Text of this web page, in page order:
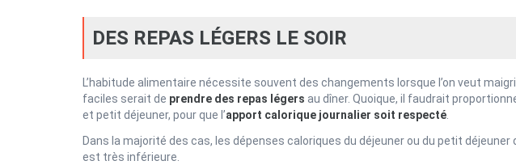
DES REPAS LÉGERS LE SOIR
L’habitude alimentaire nécessite souvent des changements lorsque l’on veut
faciles serait de prendre des repas légers au dîner. Quoique, il faudrait
et petit déjeuner, pour que l’apport calorique journalier soit respecté.
Dans la majorité des cas, les dépenses caloriques du déjeuner ou du petit
est très inférieure.